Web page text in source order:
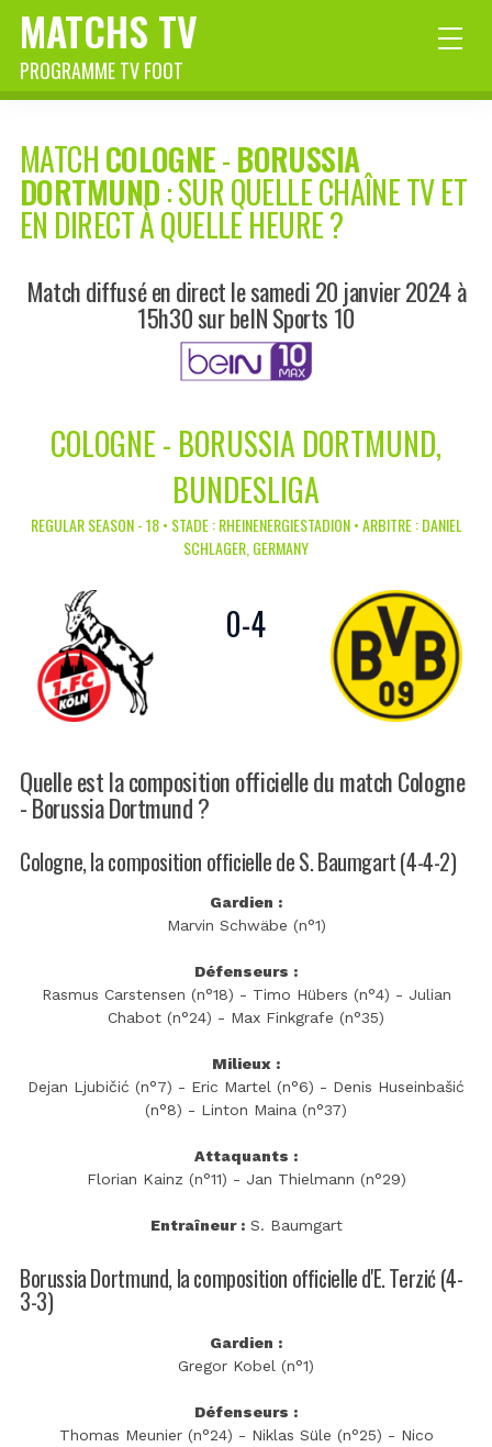
MATCHS TV
PROGRAMME TV FOOT
MATCHCOLOGNE-BORUSSIA
DORTMUND: SUR QUELLE CHAÎNE TV ET
EN DIRECT À QUELLE HEURE ?
Match diffusé en direct le samedi 20 janvier 2024 à
15h30 sur beIN Sports 10
COLOGNE - BORUSSIA DORTMUND,
BUNDESLIGA
REGULAR SEASON - 18 • STADE : RHEINENERGIESTADION • ARBITRE : DANIEL
SCHLAGER, GERMANY
0-4
Quelle est la composition officielle du match Cologne
- Borussia Dortmund ?
Cologne, la composition officielle de S. Baumgart (4-4-2)
Gardien :
Marvin Schwäbe (n°1)
Défenseurs :
Rasmus Carstensen (n°18) - Timo Hübers (n°4) - Julian
Chabot (n°24) - Max Finkgrafe (n°35)
Milieux :
Dejan Ljubičić (n°7) - Eric Martel (n°6) - Denis Huseinbašić
(n°8) - Linton Maina (n°37)
Attaquants :
Florian Kainz (n°11) - Jan Thielmann (n°29)
Entraîneur :S. Baumgart
Borussia Dortmund, la composition officielle d'E. Terzić (4-
3-3)
Gardien :
Gregor Kobel (n°1)
Défenseurs :
Thomas Meunier (n°24) - Niklas Süle (n°25) - Nico